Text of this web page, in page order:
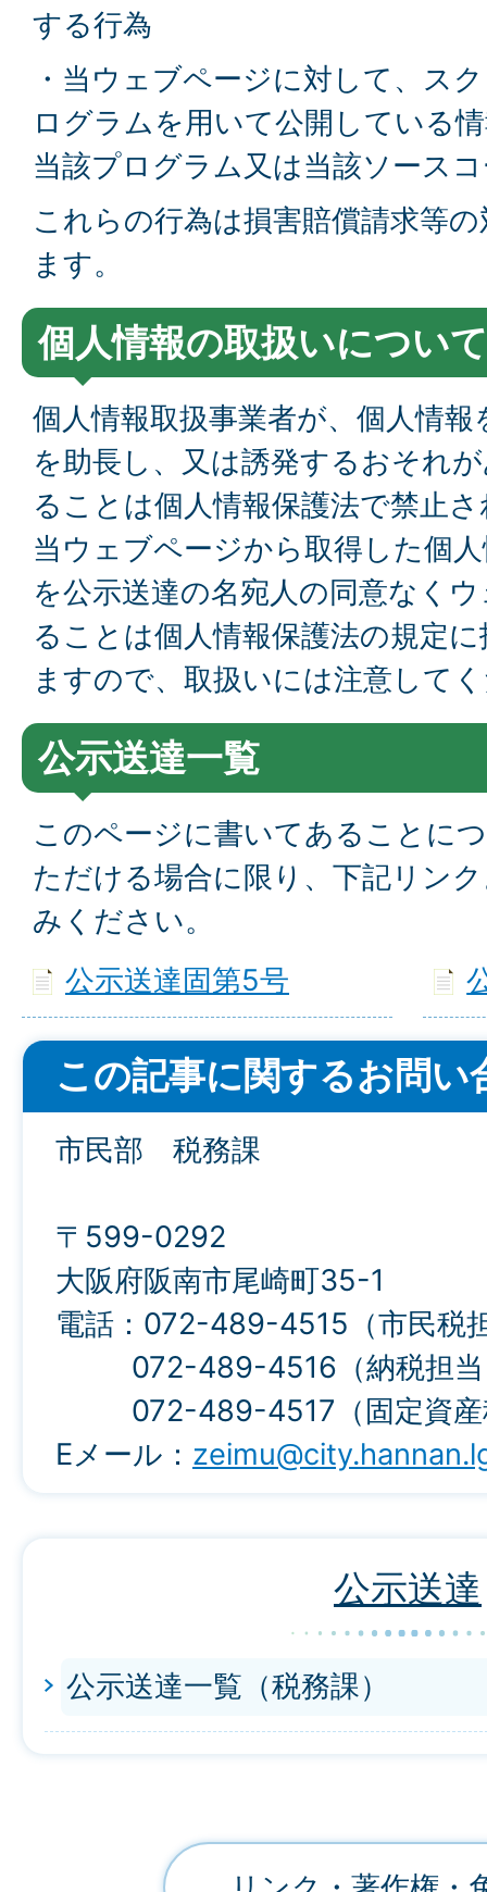
する行為
・当ウェブページに対して、ス
ログラムを用いて公開している
当該プログラム又は当該ソース
これらの行為は損害賠償請求等
ます。
個人情報の取扱いについて
個人情報取扱事業者が、個人情
を助長し、又は誘発するおそれ
ることは個人情報保護法で禁止
当ウェブページから取得した個
を公示送達の名宛人の同意なく
ることは個人情報保護法の規定
ますので、取扱いには注意して
公示送達一覧
このページに書いてあることに
ただける場合に限り、下記リン
みください。
公示送達固第5号
この記事に関するお問い
市民部 税務課
〒599-0292
大阪府阪南市尾崎町35-1
電話：072-489-4515（市民税
072-489-4516（納税担当
072-489-4517（固定資産
Eメール：
公示送達
公示送達一覧（税務課）